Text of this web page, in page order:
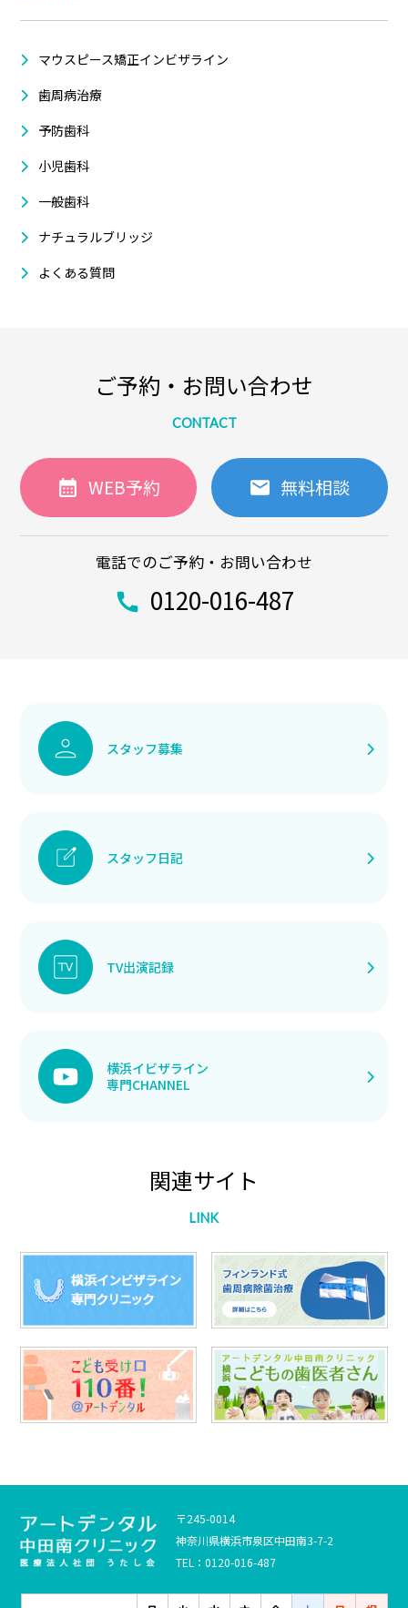
マウスピース矯正インビザライン
歯周病治療
予防歯科
小児歯科
一般歯科
ナチュラルブリッジ
よくある質問
ご予約・お問い合わせ
CONTACT
WEB予約 無料相談
電話でのご予約・お問い合わせ
0120-016-487
スタッフ募集
スタッフ日記
TV出演記録
横浜イビザライン
専門CHANNEL
関連サイト
LINK
〒245-0014
神奈川県横浜市泉区中田南3-7-2
TEL：0120-016-487